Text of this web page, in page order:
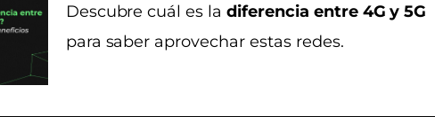
Descubre cuál es ladiferencia entre 4G y 5G
para saber aprovechar estas redes.